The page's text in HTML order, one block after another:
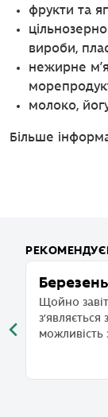
фрукти та
вироби,
нежирне
молоко,
Більше
Березень
Щойно
можливість